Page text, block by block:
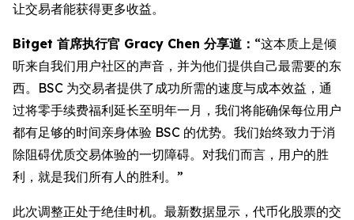
让交易者能获得更多收益。
Bitget 首席执行官 Gracy Chen 分享道： “这本质上是倾
听来自我们用户社区的声音，并为他们提供自己最需要的东
西。BSC 为交易者提供了成功所需的速度与成本效益，通
过将零手续费福利延长至明年一月，我们将能确保每位用户
都有足够的时间亲身体验 BSC 的优势。我们始终致力于消
除阻碍优质交易体验的一切障碍。对我们而言，用户的胜
利，就是我们所有人的胜利。”
此次调整正处于绝佳时机。最新数据显示，代币化股票的交